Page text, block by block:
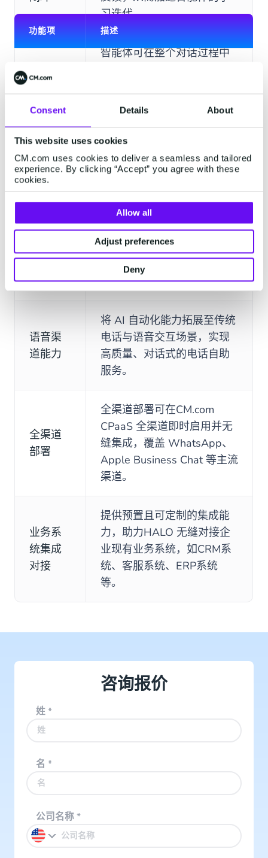
Consent Details About
This website uses cookies
CM.com uses cookies to deliver a seamless and tailored
experience. By clicking “Accept” you agree with these
cookies.
Allow all
Adjust preferences
Deny
功能项 描述
习迭代。
智能体可在整个对话过程中
对话，无需用户重复表述。
专业词
汇库
支持定义并配置专属产品名
称、行业术语及企业特定表
述，大幅提升智能体的理解
能力与响应准确率。
零风险
程
提供开发、测试、预发布与
生产独立隔离环境，确保功
能上线稳定可靠、零风险。
语音渠
道能力
将 AI 自动化能力拓展至传统
电话与语音交互场景，实现
高质量、对话式的电话自助
服务。
全渠道
部署
全渠道部署可在CM.com
CPaaS 全渠道即时启用并无
缝集成，覆盖 WhatsApp、
Apple Business Chat 等主流
渠道。
业务系
统集成
对接
提供预置且可定制的集成能
力，助力HALO 无缝对接企
业现有业务系统，如CRM系
统、客服系统、ERP系统
等。
咨询报价
姓*
名 *
公司名称*